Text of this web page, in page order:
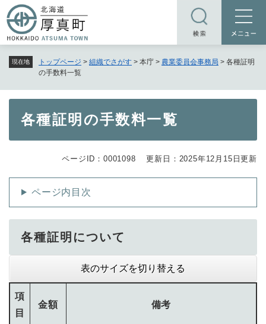
ー
ジ
で
現在地 トップページ > 組織でさがす > 本庁 > 農業委員会事務局 > 各種証明
の手数料一覧
各種証明の手数料一覧
ページID：0001098 更新日：2025年12月15日更新
ページ内目次
各種証明について
表のサイズを切り替える
項
目
金額 備考